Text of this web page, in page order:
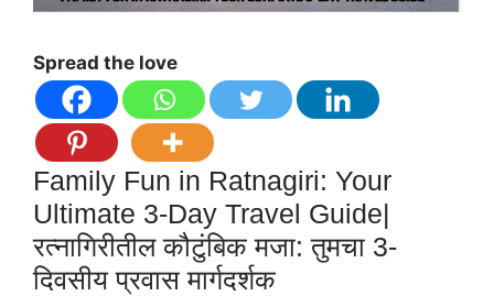
Spread the love
Family Fun in Ratnagiri: Your
Ultimate 3-Day Travel Guide|
रत्नागिरीतील कौटुंबिक मजा: तुमचा 3-
दिवसीय प्रवास मार्गदर्शक